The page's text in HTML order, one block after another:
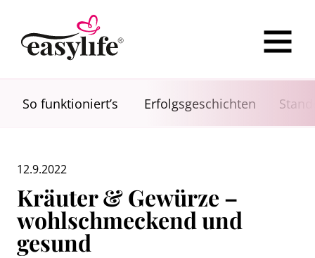
So funktioniert’s Erfolgsgeschichten
12.9.2022
Kräuter & Gewürze –
wohlschmeckend und
gesund